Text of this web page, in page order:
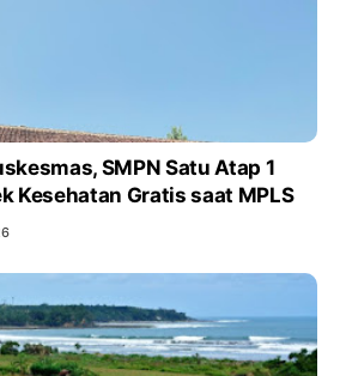
SMPN Satu Atap 1
Kesehatan Gratis saat MPLS